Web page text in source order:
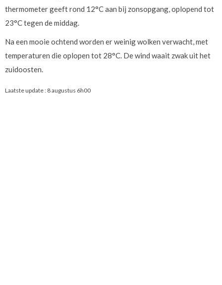
thermometer geeft rond 12°C aan bij zonsopgang, oplopend tot
23°C tegen de middag.
Na een mooie ochtend worden er weinig wolken verwacht, met
temperaturen die oplopen tot 28°C. De wind waait zwak uit het
zuidoosten.
Laatste update : 8 augustus 6h00